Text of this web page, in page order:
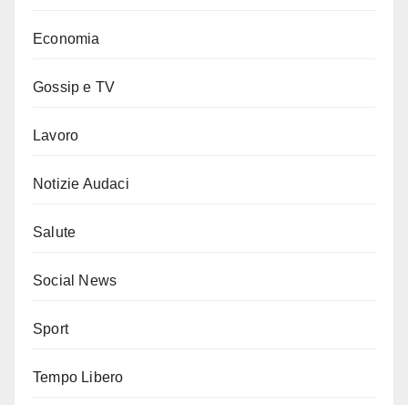
Economia
Gossip e TV
Lavoro
Notizie Audaci
Salute
Social News
Sport
Tempo Libero